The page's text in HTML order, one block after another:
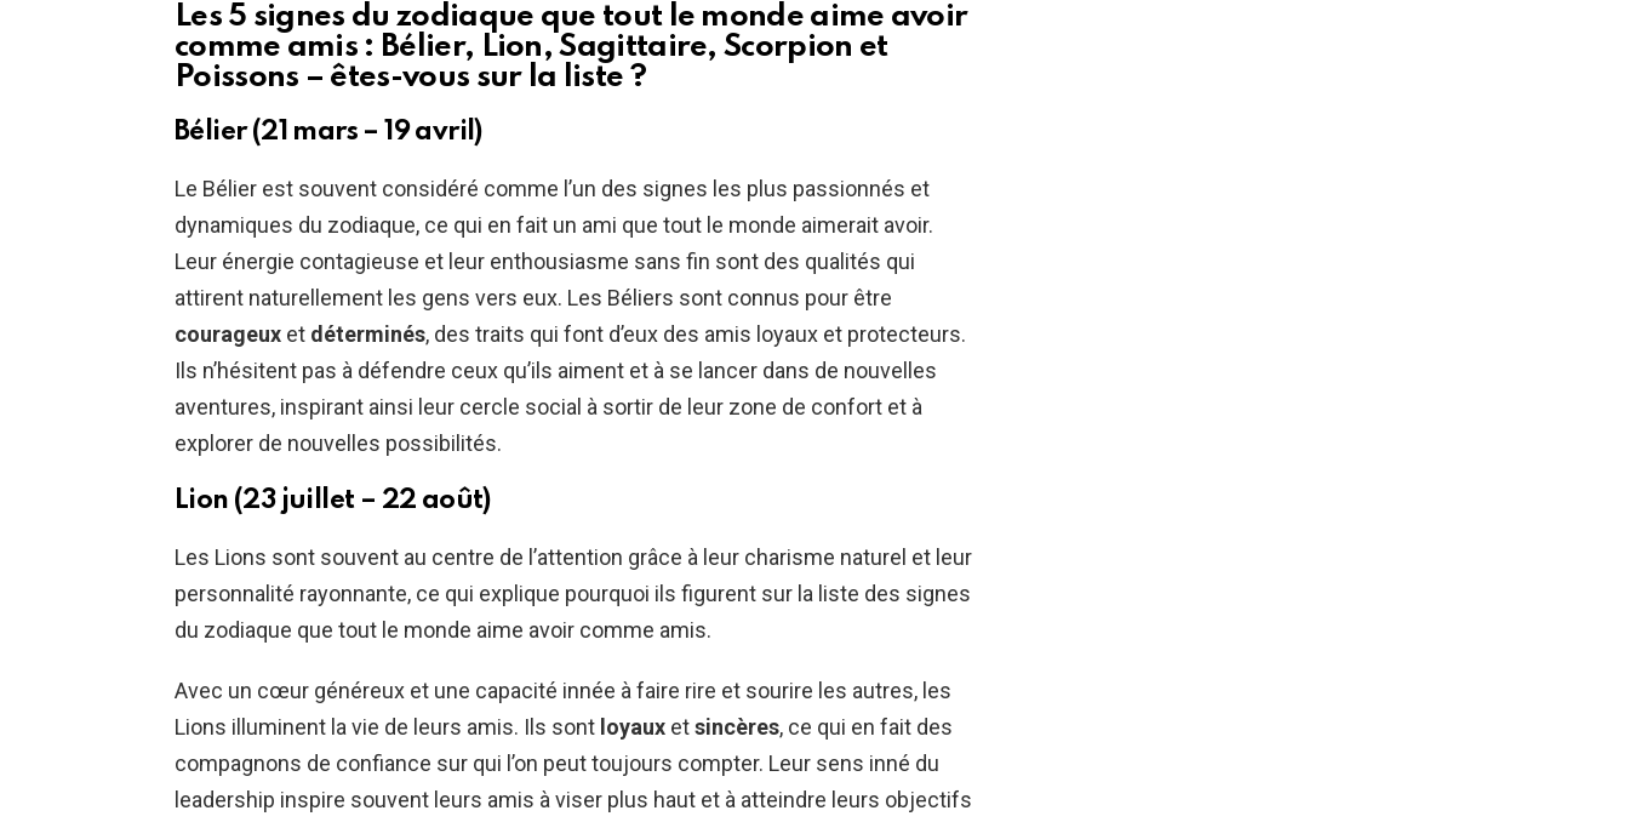
Les 5 signes du zodiaque que tout le monde aime avoir
comme amis : Bélier, Lion, Sagittaire, Scorpion et
Poissons – êtes-vous sur la liste ?
Bélier (21 mars – 19 avril)
Le Bélier est souvent considéré comme l’un des signes les plus passionnés et
dynamiques du zodiaque, ce qui en fait un ami que tout le monde aimerait avoir.
Leur énergie contagieuse et leur enthousiasme sans fin sont des qualités qui
attirent naturellement les gens vers eux. Les Béliers sont connus pour être
courageux et déterminés, des traits qui font d’eux des amis loyaux et protecteurs.
Ils n’hésitent pas à défendre ceux qu’ils aiment et à se lancer dans de nouvelles
aventures, inspirant ainsi leur cercle social à sortir de leur zone de confort et à
explorer de nouvelles possibilités.
Lion (23 juillet – 22 août)
Les Lions sont souvent au centre de l’attention grâce à leur charisme naturel et leur
personnalité rayonnante, ce qui explique pourquoi ils figurent sur la liste des signes
du zodiaque que tout le monde aime avoir comme amis.
Avec un cœur généreux et une capacité innée à faire rire et sourire les autres, les
Lions illuminent la vie de leurs amis. Ils sont loyaux etsincères, ce qui en fait des
compagnons de confiance sur qui l’on peut toujours compter. Leur sens inné du
leadership inspire souvent leurs amis à viser plus haut et à atteindre leurs objectifs